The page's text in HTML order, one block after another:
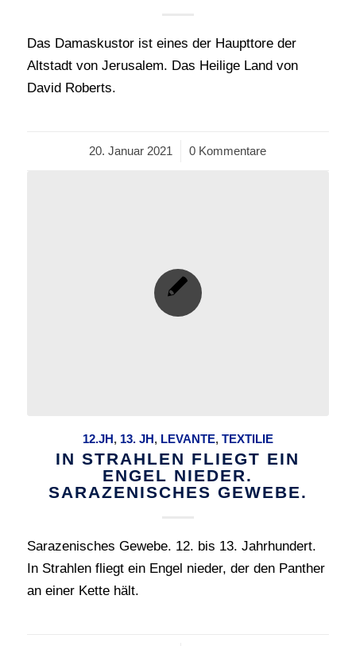
Das Damaskustor ist eines der Haupttore der
Altstadt von Jerusalem. Das Heilige Land von
David Roberts.
20. Januar 2021
/ 0 Kommentare
12.JH, 13. JH, LEVANTE, TEXTILIE
IN STRAHLEN FLIEGT EIN
ENGEL NIEDER.
SARAZENISCHES GEWEBE.
Sarazenisches Gewebe. 12. bis 13. Jahrhundert.
In Strahlen fliegt ein Engel nieder, der den Panther
an einer Kette hält.